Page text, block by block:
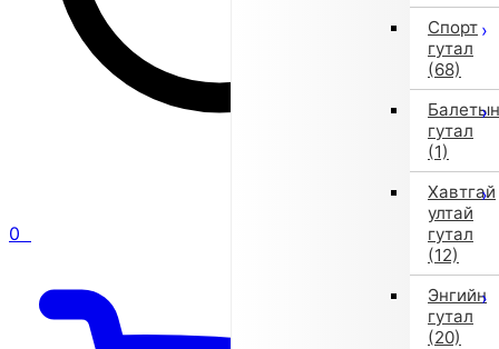
0
Спорт
гутал
(68)
Балетын
гутал
(1)
Хавтгай
ултай
гутал
(12)
Энгийн
гутал
(20)